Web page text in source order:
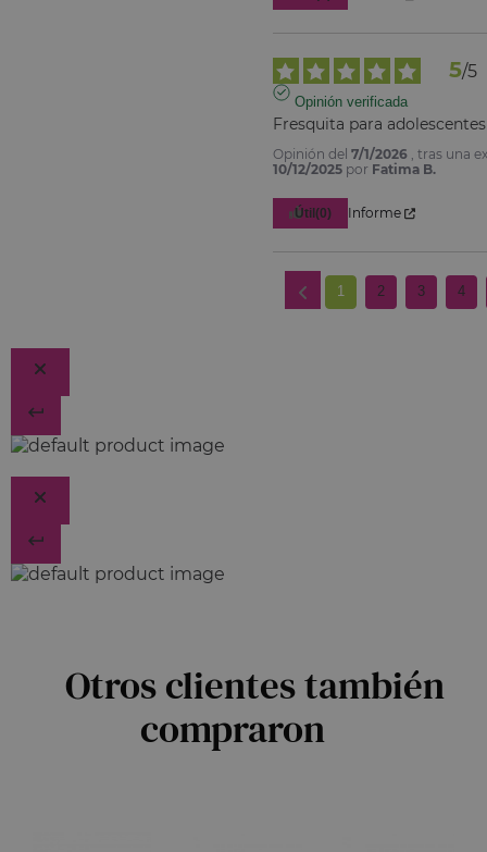
5/5
Opinión verificada
Fresquita para adolescentes
Opinión del 7/1/2026 , tras una
10/12/2025 por Fatima B.
Útil (0) Informe
1 2 3 4
Otros clientes también
compraron